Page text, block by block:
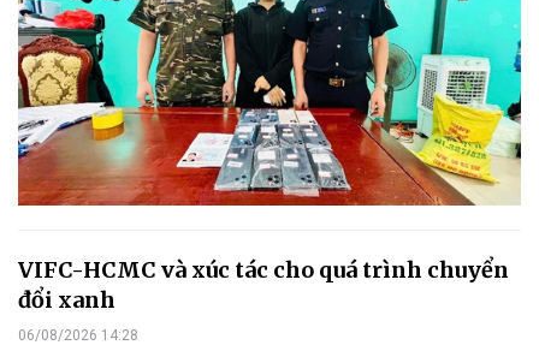
VIFC-HCMC và xúc tác cho quá trình chuyển
đổi xanh
06/08/2026 14:28